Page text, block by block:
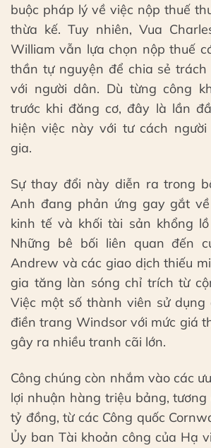
buộc pháp lý về việc nộp thuế
thừa kế. Tuy nhiên, Vua
William vẫn lựa chọn nộp thuế
thần tự nguyện để chia sẻ
với người dân. Dù từng công
trước khi đăng cơ, đây là lần
hiện việc này với tư cách
gia.
Sự thay đổi này diễn ra trong
Anh đang phản ứng gay gắt
kinh tế và khối tài sản khổng
Những bê bối liên quan đến
Andrew và các giao dịch thiếu
gia tăng làn sóng chỉ trích từ
Việc một số thành viên sử
điền trang Windsor với mức giá
gây ra nhiều tranh cãi lớn.
Công chúng còn nhắm vào các
lợi nhuận hàng triệu bảng,
tỷ đồng, từ các Công quốc
Ủy ban Tài khoản công của Hạ